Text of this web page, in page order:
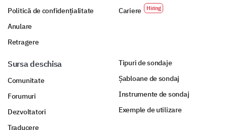
Politică de confidențialitate
Anulare
Retragere
Cariere
Sursa deschisa
Comunitate
Forumuri
Dezvoltatori
Traducere
Tipuri de sondaje
Șabloane de sondaj
Instrumente de sondaj
Exemple de utilizare